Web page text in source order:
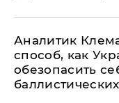
Аналитик
способ, как
обезопасить